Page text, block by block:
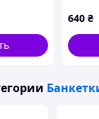
640 ₴